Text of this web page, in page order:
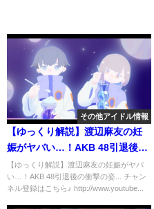
その他アイドル情報
【ゆっくり解説】渡辺麻友の妊
娠がヤバい…！AKB 48引退後の
衝撃の姿...
【ゆっくり解説】渡辺麻友の妊娠がヤバ
い…！AKB 48引退後の衝撃の姿... チャン
ネル登録はこちら♪ http://www.youtube...